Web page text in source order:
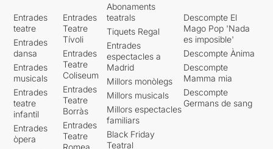
Entrades
teatre
Entrades
dansa
Entrades
musicals
Entrades
teatre
infantil
Entrades
òpera
Entrades
Teatre
Tívoli
Entrades
Teatre
Coliseum
Entrades
Teatre
Borràs
Entrades
Teatre
Romea
Abonaments
teatrals
Tiquets Regal
Entrades
espectacles a
Madrid
Millors monòlegs
Millors musicals
Millors espectacles
familiars
Black Friday
Teatral
Descompte El
Mago Pop 'Nada
es imposible'
Descompte Ànima
Descompte
Mamma mia
Descompte
Germans de sang